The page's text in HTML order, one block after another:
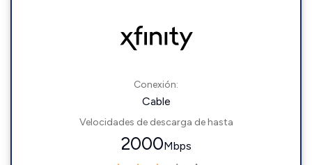
Conexión:
Cable
Velocidades de descarga de hasta
2000Mbps